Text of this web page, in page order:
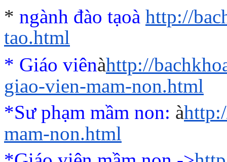
* ngành đào tạoà http://
tao.html
* Giáo viênàhttp://
giao-vien-mam-non.html
*Sư phạm mầm non: à
mam-non.html